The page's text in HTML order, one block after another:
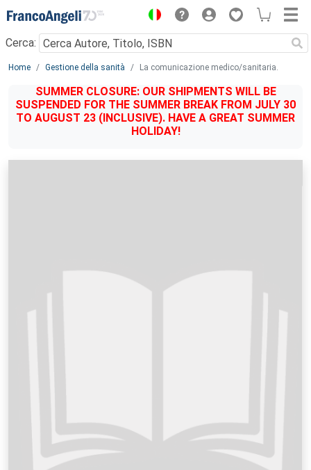
Menu
Cerca:
Main content
Home Gestione della sanità La comunicazione medico/sanitaria.
SUMMER CLOSURE: OUR SHIPMENTS WILL BE
SUSPENDED FOR THE SUMMER BREAK FROM JULY 30
TO AUGUST 23 (INCLUSIVE). HAVE A GREAT SUMMER
HOLIDAY!